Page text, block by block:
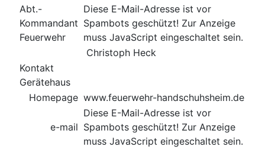
Abt.-
Kommandant
Feuerwehr
Diese E-Mail-Adresse ist vor
Spambots geschützt! Zur Anzeige
muss JavaScript eingeschaltet sein.
Christoph Heck
Kontakt
Gerätehaus
Homepage www.feuerwehr-handschuhsheim.de
e-mail
Diese E-Mail-Adresse ist vor
Spambots geschützt! Zur Anzeige
muss JavaScript eingeschaltet sein.